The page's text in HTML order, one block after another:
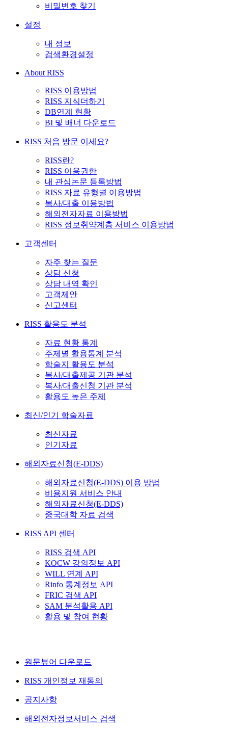
비밀번호 찾기
설정
내 정보
검색환경설정
About RISS
RISS 이용방법
RISS 지식더하기
DB연계 현황
BI 및 배너 다운로드
RISS 처음 방문 이세요?
RISS란?
RISS 이용권한
내 관심논문 등록방법
RISS 자료 유형별 이용방법
복사/대출 이용방법
해외전자자료 이용방법
RISS 정보취약계층 서비스 이용방법
고객센터
자주 찾는 질문
상담 신청
상담 내역 확인
고객제안
신고센터
RISS 활용도 분석
자료 현황 통계
주제별 활용통계 분석
학술지 활용도 분석
복사/대출제공 기관 분석
복사/대출신청 기관 분석
활용도 높은 주제
최신/인기 학술자료
최신자료
인기자료
해외자료신청(E-DDS)
해외자료신청(E-DDS) 이용 방법
비용지원 서비스 안내
해외자료신청(E-DDS)
중국대학 자료 검색
RISS API 센터
RISS 검색 API
KOCW 강의정보 API
WILL 연계 API
Rinfo 통계정보 API
FRIC 검색 API
SAM 분석활용 API
활용 및 참여 현황
원문뷰어 다운로드
RISS 개인정보 재동의
공지사항
해외전자정보서비스 검색